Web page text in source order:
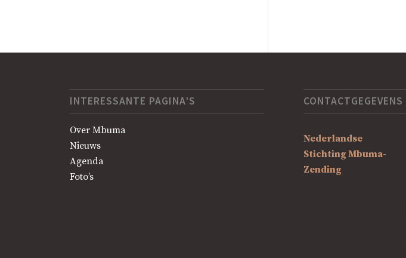
INTERESSANTE PAGINA’S
Over Mbuma
Nieuws
Agenda
Foto’s
CONTACTGEGEVENS
Nederlandse
Stichting Mbuma-
Zending